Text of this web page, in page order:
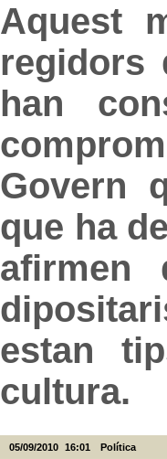
Aquest
regidors
han
Govern
que ha
estan
cultura.
05/09/2010 16:01 Política